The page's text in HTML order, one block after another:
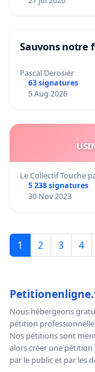
Sauvons notre
Pascal Derosier
63 signatures
5 Aug 2026
Le Collectif Touche
5 238 signatures
30 Nov 2023
1 2 3 4
Nous hébergeons
pétition
Nos pétitions sont
alors créer une
par le public et par les